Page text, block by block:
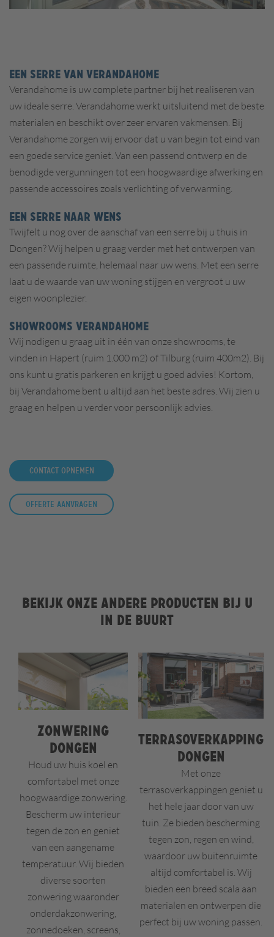
EEN SERRE VAN VERANDAHOME
Verandahome is uw complete partner bij het realiseren van
uw ideale serre. Verandahome werkt uitsluitend met de beste
materialen en beschikt over zeer ervaren vakmensen. Bij
Verandahome zorgen wij ervoor dat u van begin tot eind van
een goede service geniet. Van een passend ontwerp en de
benodigde vergunningen tot een hoogwaardige afwerking en
passende accessoires zoals verlichting of verwarming.
EEN SERRE NAAR WENS
Twijfelt u nog over de aanschaf van een serre bij u thuis in
Dongen? Wij helpen u graag verder met het ontwerpen van
een passende ruimte, helemaal naar uw wens. Met een serre
laat u de waarde van uw woning stijgen en vergroot u uw
eigen woonplezier.
SHOWROOMS VERANDAHOME
Wij nodigen u graag uit in één van onze showrooms, te
vinden in Hapert (ruim 1.000 m2) of Tilburg (ruim 400m2). Bij
ons kunt u gratis parkeren en krijgt u goed advies! Kortom,
bij Verandahome bent u altijd aan het beste adres. Wij zien u
graag en helpen u verder voor persoonlijk advies.
Contact opnemen
Offerte aanvragen
Bekijk onze andere producten bij u
in de buurt
Zonwering
Dongen
Houd uw huis koel en
comfortabel met onze
hoogwaardige zonwering.
Bescherm uw interieur
tegen de zon en geniet
van een aangename
temperatuur. Wij bieden
diverse soorten
zonwering waaronder
onderdakzonwering,
zonnedoeken, screens,
Terrasoverkapping
Dongen
Met onze
terrasoverkappingen geniet u
het hele jaar door van uw
tuin. Ze bieden bescherming
tegen zon, regen en wind,
waardoor uw buitenruimte
altijd comfortabel is. Wij
bieden een breed scala aan
materialen en ontwerpen die
perfect bij uw woning passen.